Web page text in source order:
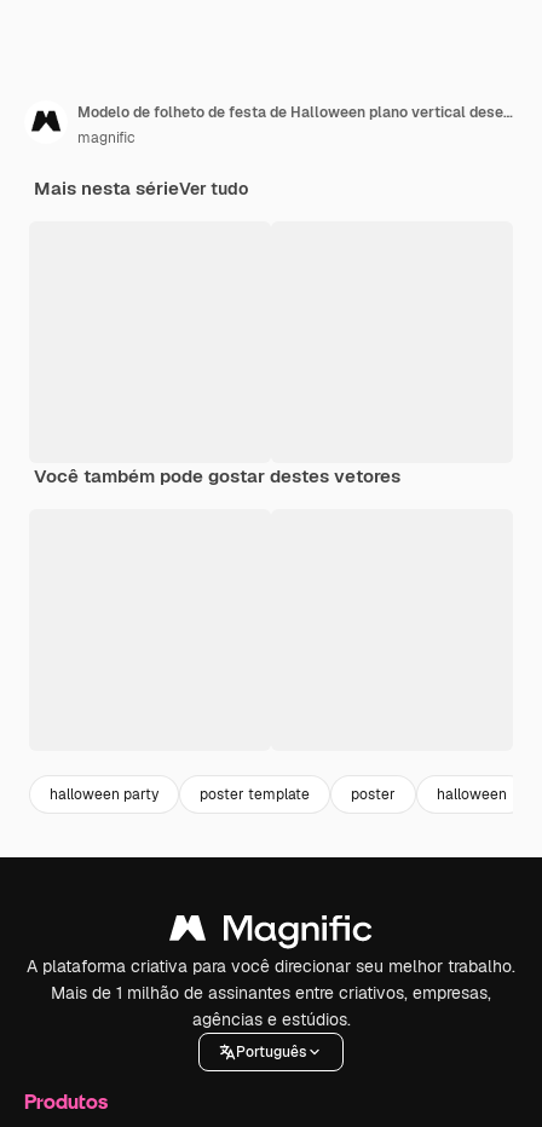
Modelo de folheto de festa de Halloween plano vertical desenhado à mão
magnific
Mais nesta sérieVer tudo
Você também pode gostar destes vetores
halloween party poster template poster halloween
A plataforma criativa para você direcionar seu melhor trabalho.
Mais de 1 milhão de assinantes entre criativos, empresas,
agências e estúdios.
Português
Produtos